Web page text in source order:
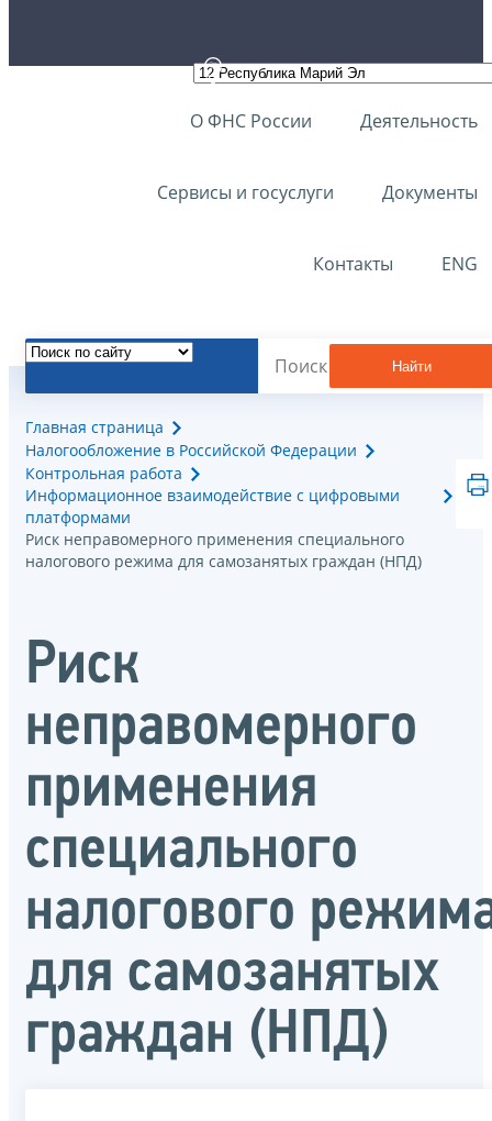
О ФНС России Деятельность
Сервисы и госуслуги Документы
Контакты ENG
Найти
Главная страница
Налогообложение в Российской Федерации
Контрольная работа
Информационное взаимодействие с цифровыми
платформами
Риск неправомерного применения специального
налогового режима для самозанятых граждан (НПД)
Риск
неправомерного
применения
специального
налогового
для самозанятых
граждан (НПД)